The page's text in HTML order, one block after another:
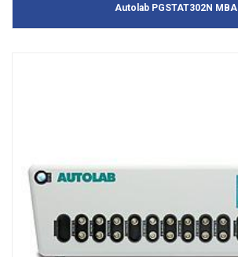
Autolab PGSTAT302N MBA